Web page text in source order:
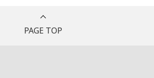
PAGE TOP